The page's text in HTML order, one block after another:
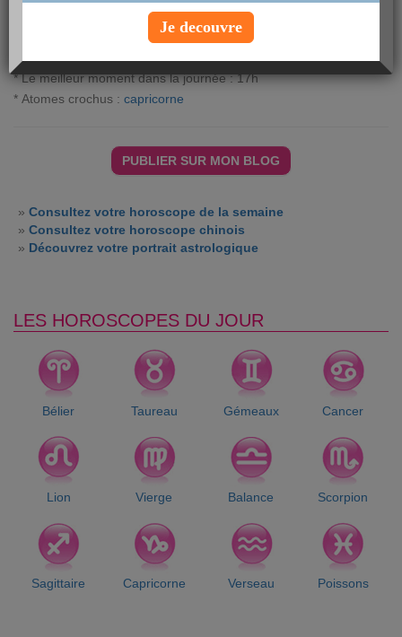
* Votre chiffre porte-bonheur : 23
* Le meilleur moment dans la journée : 17h
* Atomes crochus : capricorne
» Consultez votre horoscope de la semaine
» Consultez votre horoscope chinois
» Découvrez votre portrait astrologique
LES HOROSCOPES DU JOUR
Bélier Taureau Gémeaux Cancer
Lion Vierge Balance Scorpion
Sagittaire Capricorne Verseau Poissons
Je decouvre